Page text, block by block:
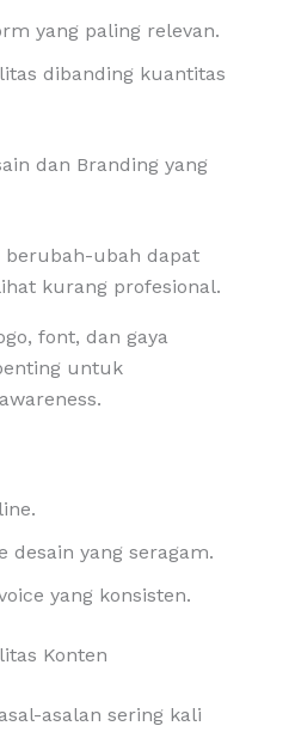
yang paling relevan.
dibanding kuantitas
dan Branding yang
berubah-ubah dapat
kurang profesional.
font, dan gaya
untuk
desain yang seragam.
yang konsisten.
Konten
asalan sering kali